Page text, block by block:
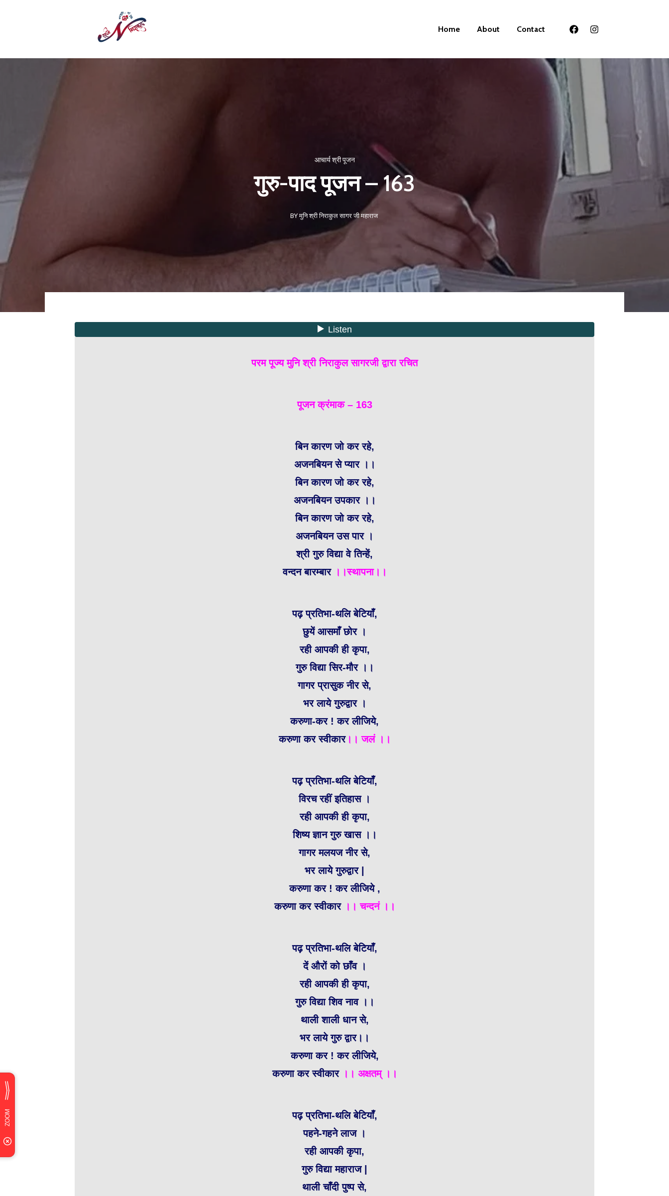
Home About Contact
आचार्य श्री पूजन
गुरु-पाद पूजन – 163
BY मुनि श्री निराकुल सागर जी महाराज
परम पूज्य मुनि श्री निराकुल सागरजी द्वारा रचित
पूजन क्रंमाक – 163
बिन कारण जो कर रहे,
अजनबियन से प्यार ।।
बिन कारण जो कर रहे,
अजनबियन उपकार ।।
बिन कारण जो कर रहे,
अजनबियन उस पार ।
श्री गुरु विद्या वे तिन्हें,
वन्दन बारम्बार ।।स्थापना।।
पढ़ प्रतिभा-थलि बेटियाँ,
छुयें आसमाँ छोर ।
रही आपकी ही कृपा,
गुरु विद्या सिर-मौर ।।
गागर प्रासुक नीर से,
भर लाये गुरुद्वार ।
करुणा-कर ! कर लीजिये,
करुणा कर स्वीकार।। जलं ।।
पढ़ प्रतिभा-थलि बेटियाँ,
विरच रहीं इतिहास ।
रही आपकी ही कृपा,
शिष्य ज्ञान गुरु खास ।।
गागर मलयज नीर से,
भर लाये गुरुद्वार |
करुणा कर ! कर लीजिये ,
करुणा कर स्वीकार ।। चन्दनं ।।
पढ़ प्रतिभा-थलि बेटियाँ,
दें औरों को छाँव ।
रही आपकी ही कृपा,
गुरु विद्या शिव नाव ।।
थाली शाली धान से,
भर लाये गुरु द्वार।।
करुणा कर ! कर लीजिये,
करुणा कर स्वीकार ।। अक्षतम् ।।
पढ़ प्रतिभा-थलि बेटियाँ,
पहने-गहने लाज ।
रही आपकी कृपा,
गुरु विद्या महाराज |
थाली चाँदी पुष्प से,